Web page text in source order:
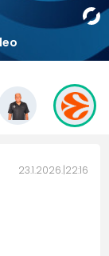
23.1.2026. 22:16